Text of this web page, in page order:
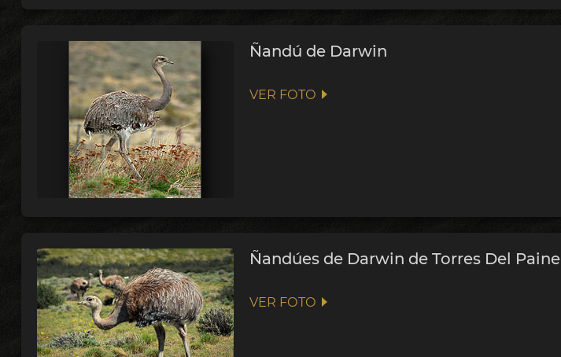
Ñandú de Darwin
VER FOTO
Ñandúes de Darwin de Torres Del Paine
VER FOTO